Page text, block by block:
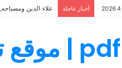
أخبار عاجلة علاء الدين